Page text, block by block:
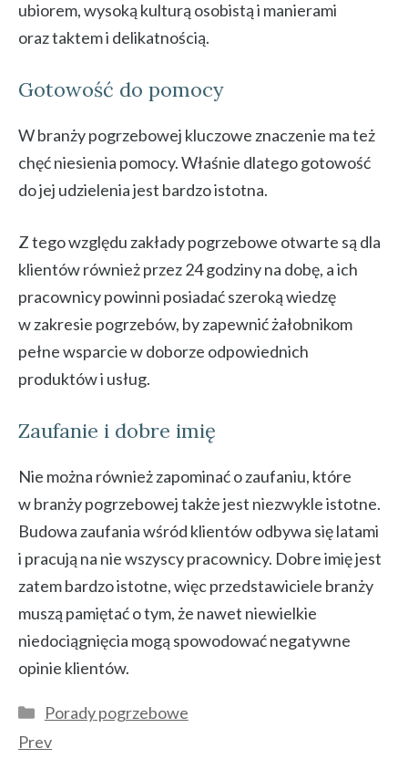
ubiorem, wysoką kulturą osobistą i manierami
oraz taktem i delikatnością.
Gotowość do pomocy
W branży pogrzebowej kluczowe znaczenie ma też
chęć niesienia pomocy. Właśnie dlatego gotowość
do jej udzielenia jest bardzo istotna.
Z tego względu zakłady pogrzebowe otwarte są dla
klientów również przez 24 godziny na dobę, a ich
pracownicy powinni posiadać szeroką wiedzę
w zakresie pogrzebów, by zapewnić żałobnikom
pełne wsparcie w doborze odpowiednich
produktów i usług.
Zaufanie i dobre imię
Nie można również zapominać o zaufaniu, które
w branży pogrzebowej także jest niezwykle istotne.
Budowa zaufania wśród klientów odbywa się latami
i pracują na nie wszyscy pracownicy. Dobre imię jest
zatem bardzo istotne, więc przedstawiciele branży
muszą pamiętać o tym, że nawet niewielkie
niedociągnięcia mogą spowodować negatywne
opinie klientów.
Kategorie
Porady pogrzebowe
Prev